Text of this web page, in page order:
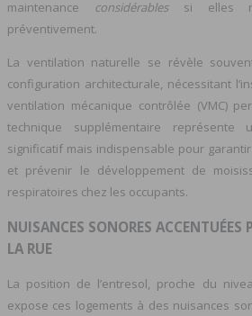
maintenance considérables si elles
préventivement.
La ventilation naturelle se révèle
configuration architecturale, nécessitant
ventilation mécanique contrôlée (VMC)
technique supplémentaire représente
significatif mais indispensable pour
et prévenir le développement de
respiratoires chez les occupants.
NUISANCES SONORES ACCENTUÉES
LA RUE
La position de l’entresol, proche du
expose ces logements à des nuisances